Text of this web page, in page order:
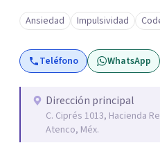
Ansiedad Impulsividad
Teléfono WhatsApp
Dirección principal
C. Ciprés 1013, Hacienda
Atenco, Méx.